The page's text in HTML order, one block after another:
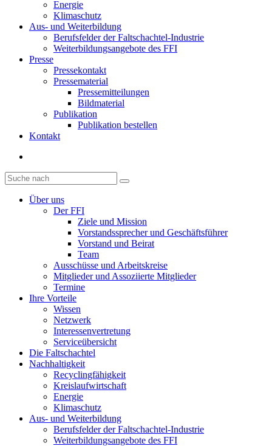
Energie
Klimaschutz
Aus- und Weiterbildung
Berufsfelder der Faltschachtel-Industrie
Weiterbildungsangebote des FFI
Presse
Pressekontakt
Pressematerial
Pressemitteilungen
Bildmaterial
Publikation
Publikation bestellen
Kontakt
Diese
Website
durchsuchen
Über uns
Der FFI
Ziele und Mission
Vorstandssprecher und Geschäftsführer
Vorstand und Beirat
Team
Ausschüsse und Arbeitskreise
Mitglieder und Assoziierte Mitglieder
Termine
Ihre Vorteile
Wissen
Netzwerk
Interessenvertretung
Serviceübersicht
Die Faltschachtel
Nachhaltigkeit
Recyclingfähigkeit
Kreislaufwirtschaft
Energie
Klimaschutz
Aus- und Weiterbildung
Berufsfelder der Faltschachtel-Industrie
Weiterbildungsangebote des FFI